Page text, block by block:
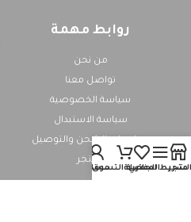
روابط مهمة
من نحن
تواصل معنا
سياسة الخصوصية
سياسة الاستبدال
معلومات الشحن والتوصيل
المتجر
متجر
الشريط الجانبي
المفضلة
عربة التسوق
حسابي